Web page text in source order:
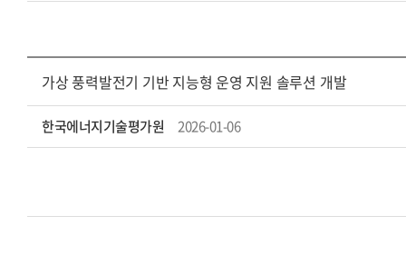
가상 풍력발전기 기반 지능형 운영 지원 솔루션 개발
한국에너지기술평가원 2026-01-06